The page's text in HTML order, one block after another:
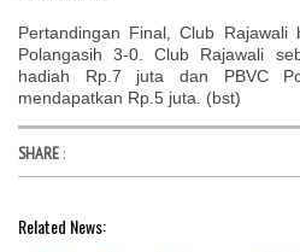
Pertandingan Final, Club Rajawali
Polangasih 3-0. Club Rajawali
hadiah Rp.7 juta dan PBVC
mendapatkan Rp.5 juta. (bst)
SHARE :
Related News: